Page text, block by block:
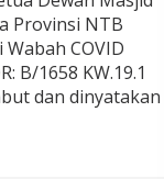
Provinsi NTB
COVID
B/1658 KW.19.1
dan dinyatakan